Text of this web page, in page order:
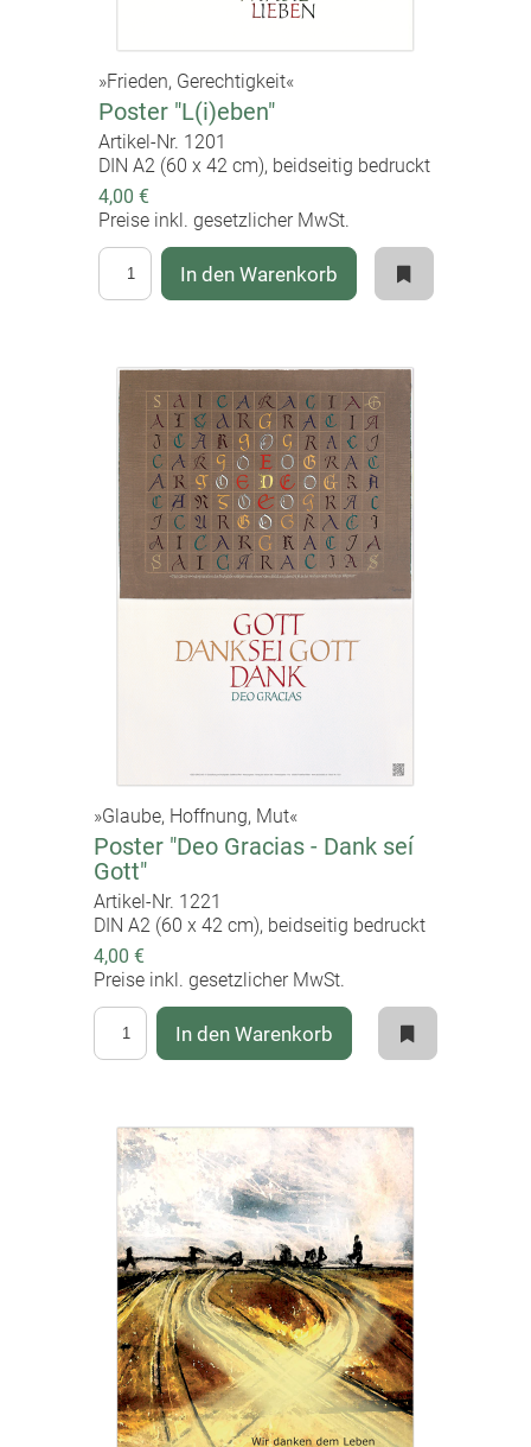
»Frieden, Gerechtigkeit«
Poster "L(i)eben"
Artikel-Nr. 1201
DIN A2 (60 x 42 cm), beidseitig bedruckt
4,00 €
Preise inkl. gesetzlicher MwSt.
In den Warenkorb
»Glaube, Hoffnung, Mut«
Poster "Deo Gracias - Dank seí
Gott"
Artikel-Nr. 1221
DIN A2 (60 x 42 cm), beidseitig bedruckt
4,00 €
Preise inkl. gesetzlicher MwSt.
In den Warenkorb